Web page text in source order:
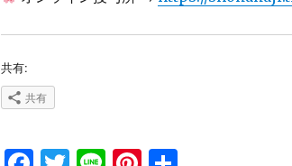
共有:
共有